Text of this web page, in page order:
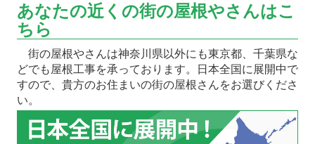
あなたの近くの街の屋根やさんはこ
ちら
街の屋根やさんは神奈川県以外にも東京都、千葉県な
どでも屋根工事を承っております。日本全国に展開中で
すので、貴方のお住まいの街の屋根さんをお選びくださ
い。